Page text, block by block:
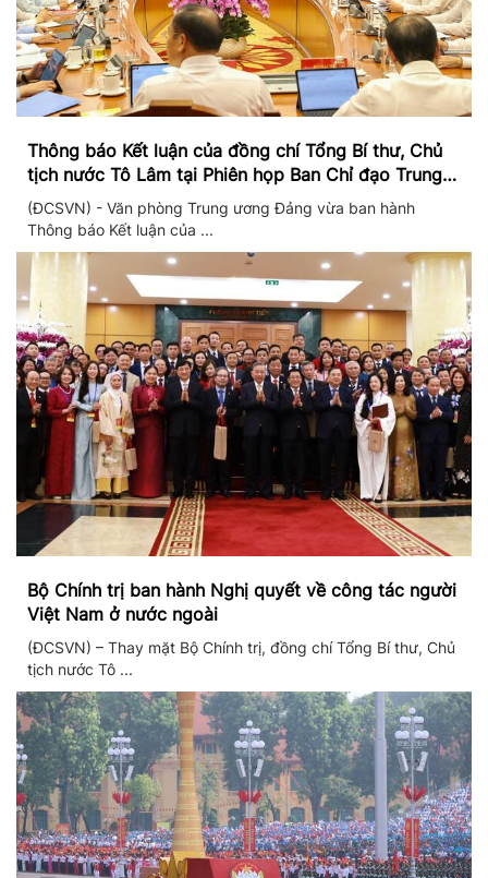
Thông báo Kết luận của đồng chí Tổng Bí thư, Chủ
tịch nước Tô Lâm tại Phiên họp Ban Chỉ đạo Trung
ương thực hiện Nghị quyết 57
(ĐCSVN) - Văn phòng Trung ương Đảng vừa ban hành
Thông báo Kết luận của ...
Bộ Chính trị ban hành Nghị quyết về công tác người
Việt Nam ở nước ngoài
(ĐCSVN) – Thay mặt Bộ Chính trị, đồng chí Tổng Bí thư, Chủ
tịch nước Tô ...